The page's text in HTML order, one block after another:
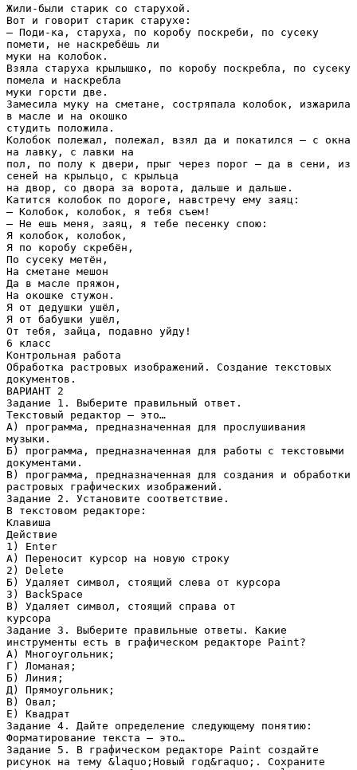
Жили-были старик со старухой.
Вот и говорит старик старухе:
– Поди-ка, старуха, по коробу поскреби, по сусеку
помети, не наскребёшь ли
муки на колобок.
Взяла старуха крылышко, по коробу поскребла, по сусеку
помела и наскребла
муки горсти две.
Замесила муку на сметане, состряпала колобок, изжарила
в масле и на окошко
студить положила.
Колобок полежал, полежал, взял да и покатился – с окна
на лавку, с лавки на
пол, по полу к двери, прыг через порог – да в сени, из
сеней на крыльцо, с крыльца
на двор, со двора за ворота, дальше и дальше.
Катится колобок по дороге, навстречу ему заяц:
– Колобок, колобок, я тебя съем!
– Не ешь меня, заяц, я тебе песенку спою:
Я колобок, колобок,
Я по коробу скребён,
По сусеку метён,
На сметане мешон
Да в масле пряжон,
На окошке стужон.
Я от дедушки ушёл,
Я от бабушки ушёл,
От тебя, зайца, подавно уйду!
6 класс
Контрольная работа
Обработка растровых изображений. Создание текстовых
документов.
ВАРИАНТ 2
Задание 1. Выберите правильный ответ.
Текстовый редактор – это…
А) программа, предназначенная для прослушивания
музыки.
Б) программа, предназначенная для работы с текстовыми
документами.
В) программа, предназначенная для создания и обработки
растровых графических изображений.
Задание 2. Установите соответствие.
В текстовом редакторе:
Клавиша
Действие
1) Enter
А) Переносит курсор на новую строку
2) Delete
Б) Удаляет символ, стоящий слева от курсора
3) BackSpace
В) Удаляет символ, стоящий справа от
курсора
Задание 3. Выберите правильные ответы. Какие
инструменты есть в графическом редакторе Paint?
А) Многоугольник;
Г) Ломаная;
Б) Линия;
Д) Прямоугольник;
В) Овал;
Е) Квадрат
Задание 4. Дайте определение следующему понятию:
Форматирование текста – это…
Задание 5. В графическом редакторе Paint создайте
рисунок на тему &laquo;Новый год&raquo;. Сохраните